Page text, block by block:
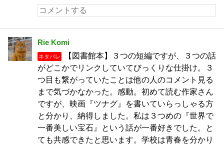
Rie Komi
ネタバレ
【図書館本】３つの短編ですが、３つの話
がどこかでリンクしていてびっくりな仕掛け。３
つ目も繋がっていたことは他の人のコメント見る
まで気づかなかった。感動。初めて読む作家さん
ですが、映画『ツナグ』を書いていらっしゃる方
と分かり、納得しました。私は３つめの『世界で
一番美しい宝石』という話が一番好きでした。と
ても共感できたと思います。学校は青春を分かり